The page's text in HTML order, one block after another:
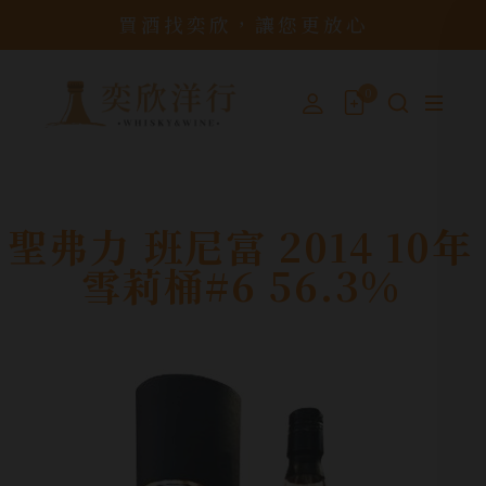
買酒找奕欣，讓您更放心
聖弗力 班尼富 2014 10年
雪莉桶#6 56.3%